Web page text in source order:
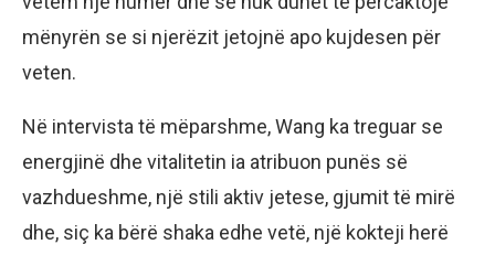
mënyrën se si njerëzit jetojnë apo kujdesen për
veten.
Në intervista të mëparshme, Wang ka treguar se
energjinë dhe vitalitetin ia atribuon punës së
vazhdueshme, një stili aktiv jetese, gjumit të mirë
dhe, siç ka bërë shaka edhe vetë, një kokteji herë